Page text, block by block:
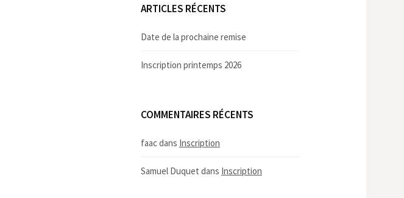
ARTICLES RÉCENTS
Date de la prochaine remise
Inscription printemps 2026
COMMENTAIRES RÉCENTS
faacdans Inscription
Samuel Duquet dans Inscription